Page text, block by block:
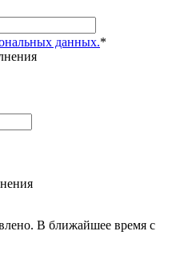
данных.*
В ближайшее время с